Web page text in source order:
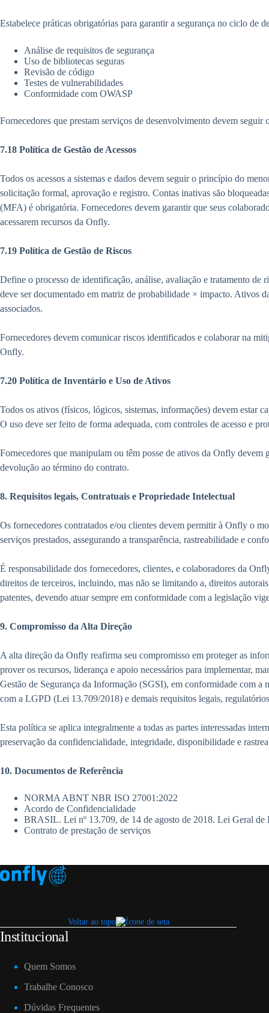
Estabelece práticas obrigatórias para garantir a segurança no ciclo de
Análise de requisitos de segurança
Uso de bibliotecas seguras
Revisão de código
Testes de vulnerabilidades
Conformidade com OWASP
Fornecedores que prestam serviços de desenvolvimento devem seguir
7.18 Política de Gestão de Acessos
Todos os acessos a sistemas e dados devem seguir o princípio do
solicitação formal, aprovação e registro. Contas inativas são
(MFA) é obrigatória. Fornecedores devem garantir que seus
acessarem recursos da Onfly.
7.19 Política de Gestão de Riscos
Define o processo de identificação, análise, avaliação e tratamento de
deve ser documentado em matriz de probabilidade × impacto. Ativos
associados.
Fornecedores devem comunicar riscos identificados e colaborar na
Onfly.
7.20 Política de Inventário e Uso de Ativos
Todos os ativos (físicos, lógicos, sistemas, informações) devem estar
O uso deve ser feito de forma adequada, com controles de acesso e
Fornecedores que manipulam ou têm posse de ativos da Onfly devem
devolução ao término do contrato.
8. Requisitos legais, Contratuais e Propriedade Intelectual
Os fornecedores contratados e/ou clientes devem permitir à Onfly o
serviços prestados, assegurando a transparência, rastreabilidade e
É responsabilidade dos fornecedores, clientes, e colaboradores da
direitos de terceiros, incluindo, mas não se limitando a, direitos
patentes, devendo atuar sempre em conformidade com a legislação
9. Compromisso da Alta Direção
A alta direção da Onfly reafirma seu compromisso em proteger as
prover os recursos, liderança e apoio necessários para implementar,
Gestão de Segurança da Informação (SGSI), em conformidade com
com a LGPD (Lei 13.709/2018) e demais requisitos legais,
Esta política se aplica integralmente a todas as partes interessadas
preservação da confidencialidade, integridade, disponibilidade e
10. Documentos de Referência
NORMA ABNT NBR ISO 27001:2022
Acordo de Confidencialidade
BRASIL. Lei nº 13.709, de 14 de agosto de 2018. Lei Geral de
Contrato de prestação de serviços
Voltar ao topo
Institucional
Quem Somos
Trabalhe Conosco
Dúvidas Frequentes